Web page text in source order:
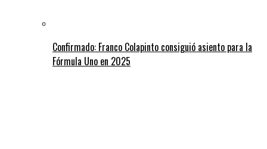
Confirmado: Franco Colapinto consiguió asiento para la
Fórmula Uno en 2025